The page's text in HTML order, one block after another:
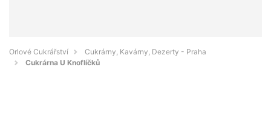
Orlové Cukrářství
Cukrárny, Kavárny, Dezerty - Praha
Cukrárna U Knoflíčků